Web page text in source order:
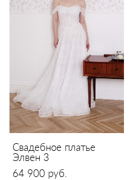
Свадебное платье
Элвен 3
64 900 pуб.